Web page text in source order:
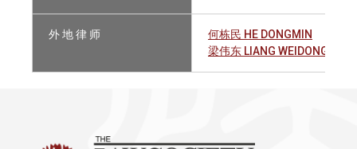
外 地 律 师
何栋民 HE DONGMIN
梁伟东 LIANG WEIDONG